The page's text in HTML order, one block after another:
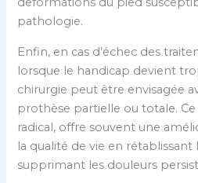
pathologie.
Enfin, en cas d’échec des
lorsque le handicap devient
chirurgie peut être envisagée
prothèse partielle ou totale.
radical, offre souvent une
la qualité de vie en
supprimant les douleurs